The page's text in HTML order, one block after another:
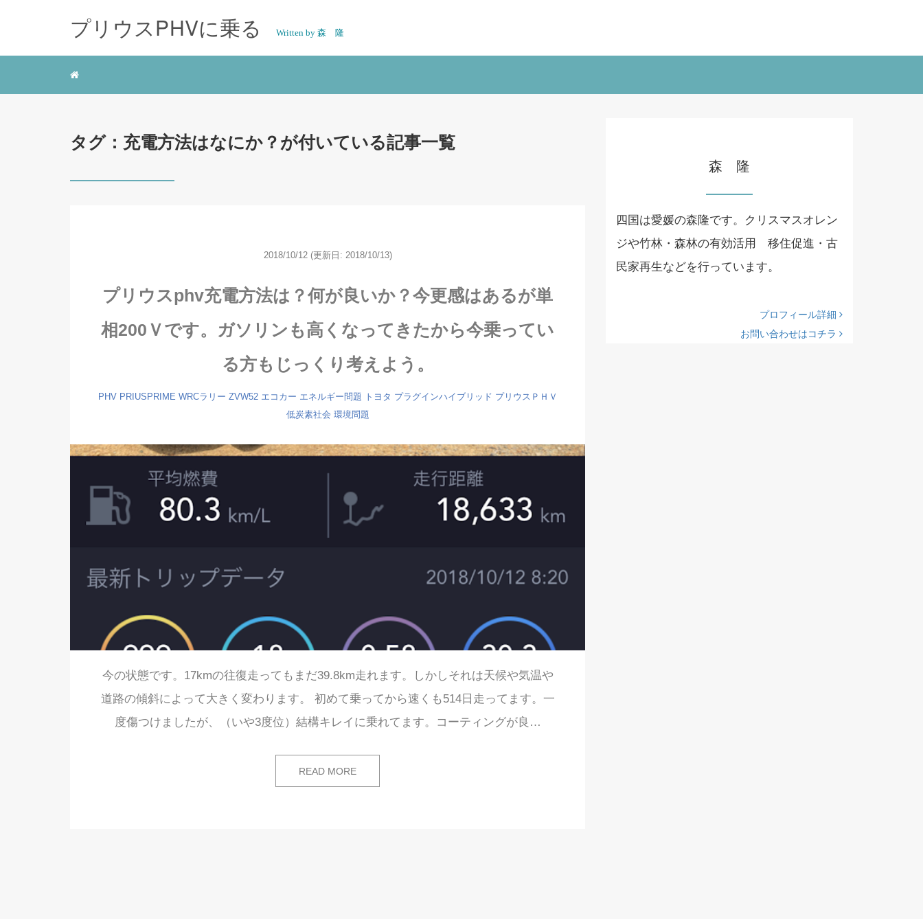
プリウスPHVに乗る Written by 森 隆
タグ：充電方法はなにか？が付いている記事一覧
2018/10/12 (更新日: 2018/10/13)
プリウスphv充電方法は？何が良いか？今更感はあるが単
相200Ｖです。ガソリンも高くなってきたから今乗ってい
る方もじっくり考えよう。
PHV PRIUSPRIME WRCラリー ZVW52 エコカー エネルギー問題 トヨタ プラグインハイブリッド プリウスＰＨＶ
低炭素社会 環境問題
今の状態です。17kmの往復走ってもまだ39.8km走れます。しかしそれは天候や気温や
道路の傾斜によって大きく変わります。 初めて乗ってから速くも514日走ってます。一
度傷つけましたが、（いや3度位）結構キレイに乗れてます。コーティングが良…
READ MORE
森 隆
四国は愛媛の森隆です。クリスマスオレン
ジや竹林・森林の有効活用 移住促進・古
民家再生などを行っています。
プロフィール詳細
お問い合わせはコチラ